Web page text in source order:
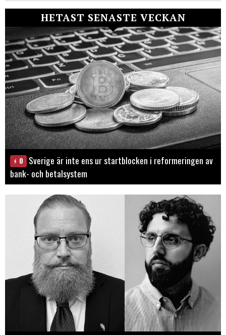
HETAST SENASTE VECKAN
0
Sverige är inte ens ur startblocken i reformeringen av
bank- och betalsystem